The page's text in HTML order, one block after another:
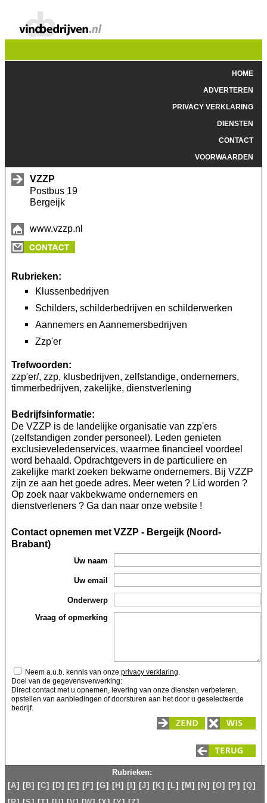
HOME
ADVERTEREN
PRIVACY VERKLARING
DIENSTEN
CONTACT
VOORWAARDEN
VZZP
Postbus 19
Bergeijk
www.vzzp.nl
Rubrieken:
Klussenbedrijven
Schilders, schilderbedrijven en schilderwerken
Aannemers en Aannemersbedrijven
Zzp'er
Trefwoorden:
zzp'er/, zzp, klusbedrijven, zelfstandige, ondernemers,
timmerbedrijven, zakelijke, dienstverlening
Bedrijfsinformatie:
De VZZP is de landelijke organisatie van zzp'ers
(zelfstandigen zonder personeel). Leden genieten
exclusieveledenservices, waarmee financieel voordeel
word behaald. Opdrachtgevers in de particuliere en
zakelijke markt zoeken bekwame ondernemers. Bij VZZP
zijn ze aan het goede adres. Meer weten ? Lid worden ?
Op zoek naar vakbekwame ondernemers en
dienstverleners ? Ga dan naar onze website !
Contact opnemen met VZZP - Bergeijk (Noord-
Brabant)
Uw naam
Uw email
Onderwerp
Vraag of opmerking
Neem a.u.b. kennis van onze privacy verklaring.
Doel van de gegevensverwerking:
Direct contact met u opnemen, levering van onze diensten verbeteren,
opstellen van aanbiedingen of doorsturen aan het door u geselecteerde
bedrijf.
Zend
Wis
Rubrieken:
[A] [B] [C] [D] [E] [F] [G] [H] [I] [J] [K] [L] [M] [N] [O] [P] [Q]